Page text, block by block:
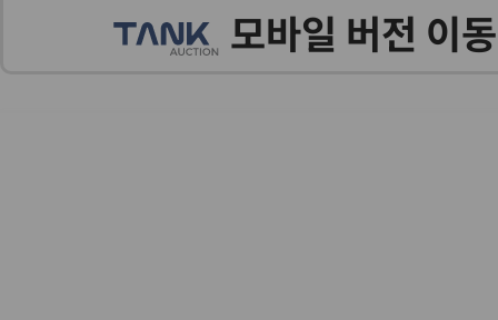
모바일 버전 이동